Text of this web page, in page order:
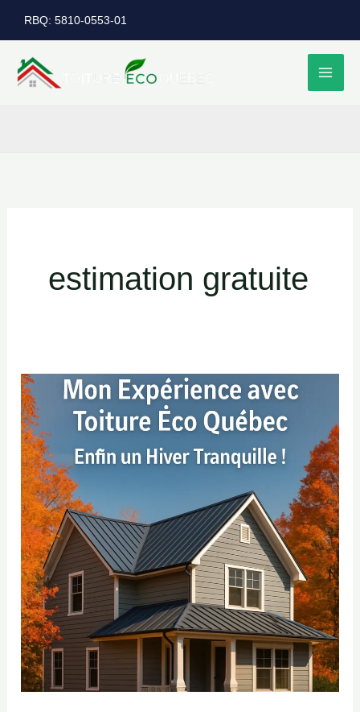
au
contenu
RBQ: 5810-0553-01
estimation gratuite
Toiture
Métallique
à
Montréal
:
Mon
Expérience
avec
Toiture
Éco
Québec
–
Enfin